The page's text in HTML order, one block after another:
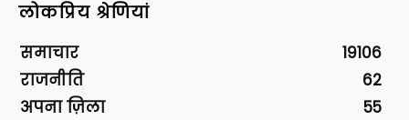
लोकप्रिय श्रेणियां
समाचार
19106
राजनीति
62
अपना ज़िला
55